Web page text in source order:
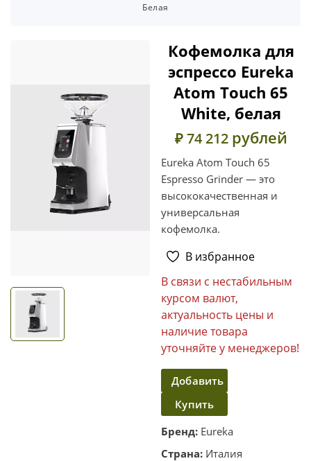
Белая
Кофемолка для
эспрессо Eureka
Atom Touch 65
White, белая
₽ 74 212 рублей
Eureka Atom Touch 65
Espresso Grinder — это
высококачественная и
универсальная
кофемолка.
В избранное
В связи с нестабильным
курсом валют,
актуальность цены и
наличие товара
уточняйте у менеджеров!
Добавить
в
корзину
Купить
в один
клик
Бренд: Eureka
Страна: Италия